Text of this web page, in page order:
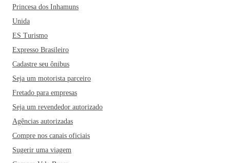
Princesa dos Inhamuns
Unida
ES Turismo
Expresso Brasileiro
Cadastre seu ônibus
Seja um motorista parceiro
Fretado para empresas
Seja um revendedor autorizado
Agências autorizadas
Compre nos canais oficiais
Sugerir uma viagem